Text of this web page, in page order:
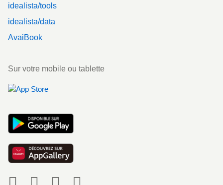
idealista/tools
idealista/data
AvaiBook
Sur votre mobile ou tablette